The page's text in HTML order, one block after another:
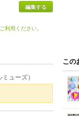
編集する
用ください。
ューズ）
この